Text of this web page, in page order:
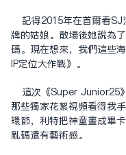
記得2015年在首爾看
牌的姑娘。散場後她說為
碼。現在想來，我們這些
IP定位大作戰》。
這次《Super Junior25
那些獨家花絮視頻看得我
環節，利特把神童畫成畢
亂碼還有藝術感。